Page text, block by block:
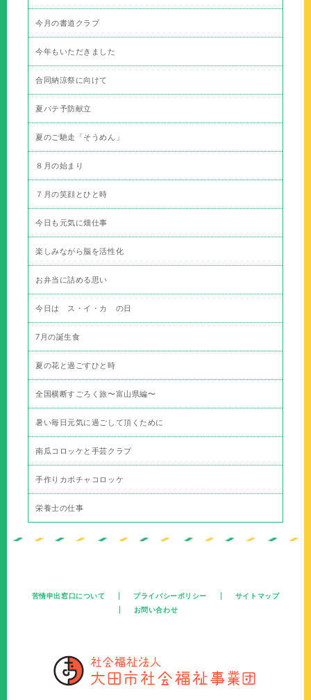
今月の書道クラブ
今年もいただきました
合同納涼祭に向けて
夏バテ予防献立
夏のご馳走「そうめん」
８月の始まり
７月の笑顔とひと時
今日も元気に畑仕事
楽しみながら脳を活性化
お弁当に詰める思い
今日は ス・イ・カ の日
7月の誕生食
夏の花と過ごすひと時
全国横断すごろく旅〜富山県編〜
暑い毎日元気に過ごして頂くために
南瓜コロッケと手芸クラブ
手作りカボチャコロッケ
栄養士の仕事
苦情申出窓口について プライバシーポリシー
サイトマップ
お問い合わせ